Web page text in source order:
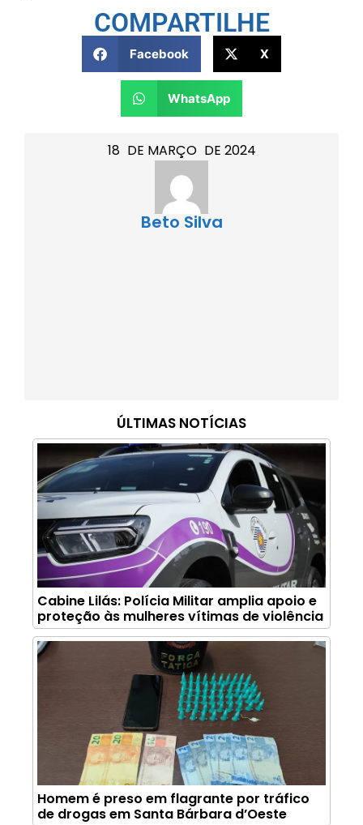
18 DE MARÇO DE 2024
Beto Silva
ÚLTIMAS NOTÍCIAS
Cabine Lilás: Polícia Militar amplia apoio e
proteção às mulheres vítimas de violência
Homem é preso em flagrante por tráfico
de drogas em Santa Bárbara d’Oeste
COMPARTILHE
Facebook X
WhatsApp